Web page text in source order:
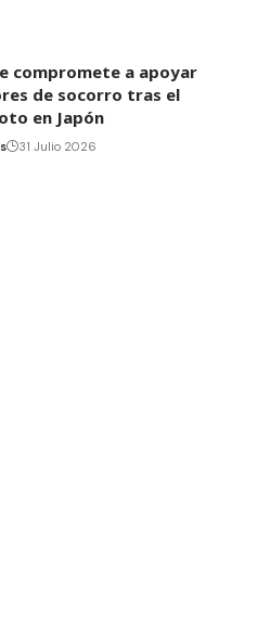
compromete a apoyar
de socorro tras el
en Japón
31 Julio 2026